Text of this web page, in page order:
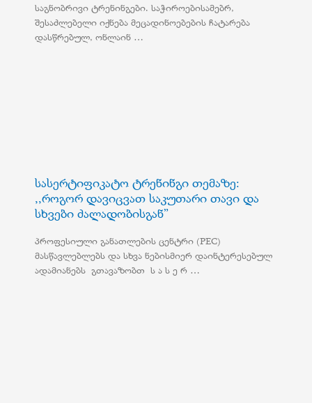
საგნობრივი ტრენინგები. საჭიროებისამებრ,
შესაძლებელი იქნება მეცადინოებების ჩატარება
დასწრებულ, ონლაინ …
სასერტიფიკატო ტრენინგი თემაზე:
,,როგორ დავიცვათ საკუთარი თავი და
სხვები ძალადობისგან”
პროფესიული განათლების ცენტრი (PEC)
მასწავლებლებს და სხვა ნებისმიერ დაინტერესებულ
ადამიანებს გთავაზობთ ს ა ს ე რ …